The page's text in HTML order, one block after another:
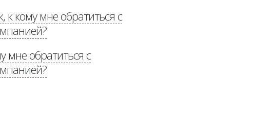
к кому мне обратиться с
мне обратиться с